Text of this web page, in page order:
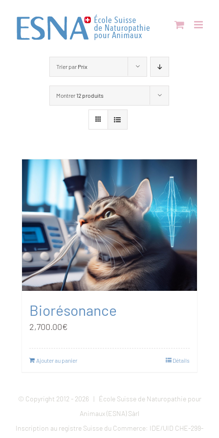
contenu
Trier par Prix
Montrer 12 produits
Biorésonance
2,700.00€
Ajouter au panier Détails
© Copyright 2012 - 2026 | École Suisse de Naturopathie pour
Animaux (ESNA) Sàrl
Inscription au registre Suisse du Commerce: IDE/UID CHE-299-